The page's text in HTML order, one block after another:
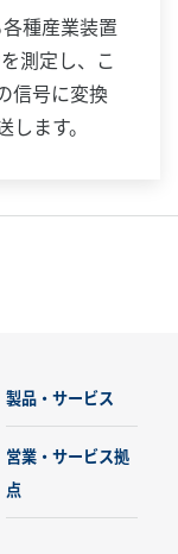
種産業装置
測定し、こ
信号に変換
ます。
製品・サービス
営業・サービス拠
点